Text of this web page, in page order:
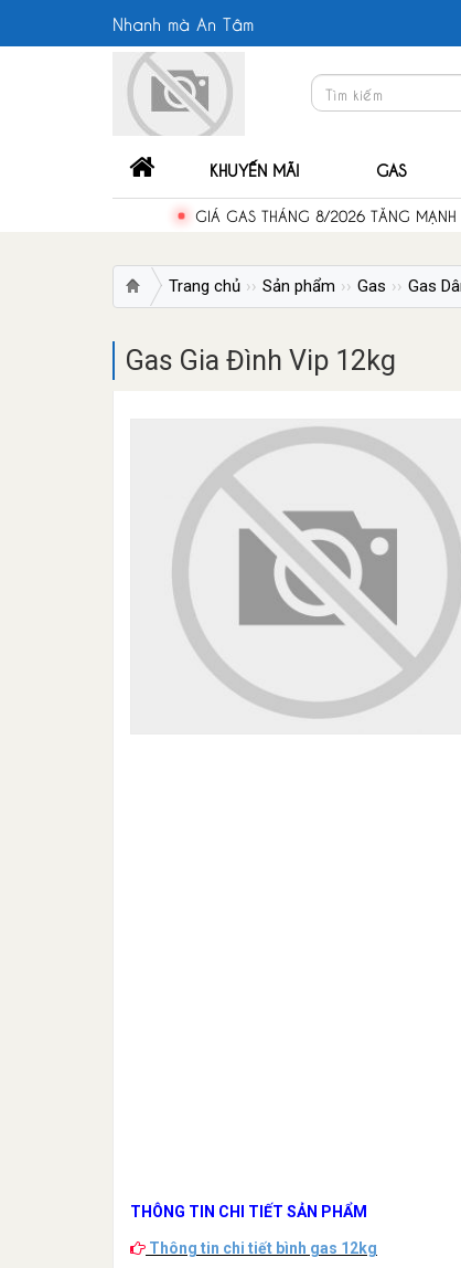
Nhanh mà An Tâm
KHUYẾN MÃI GAS
GIÁ GAS THÁNG 8/2026 TĂNG
Trang chủ Sản phẩm Gas Gas
Gas Gia Đình Vip 12kg
THÔNG TIN CHI TIẾT SẢN PHẨM
Thông tin chi tiết bình gas 12kg